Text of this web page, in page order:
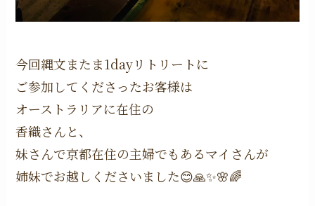
今回縄文またま1dayリトリートに
ご参加してくださったお客様は
オーストラリアに在住の
香織さんと、
妹さんで京都在住の主婦でもあるマイさんが
姉妹でお越しくださいました😊🙏✨🌸🌈